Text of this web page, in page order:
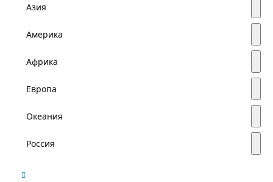
Азия
Америка
Африка
Европа
Океания
Россия